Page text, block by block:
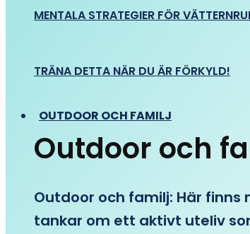
MENTALA STRATEGIER FÖR
TRÄNA DETTA NÄR DU ÄR FÖRKYLD!
OUTDOOR OCH FAMILJ
Outdoor och
Outdoor och familj: Här
tankar om ett aktivt uteliv